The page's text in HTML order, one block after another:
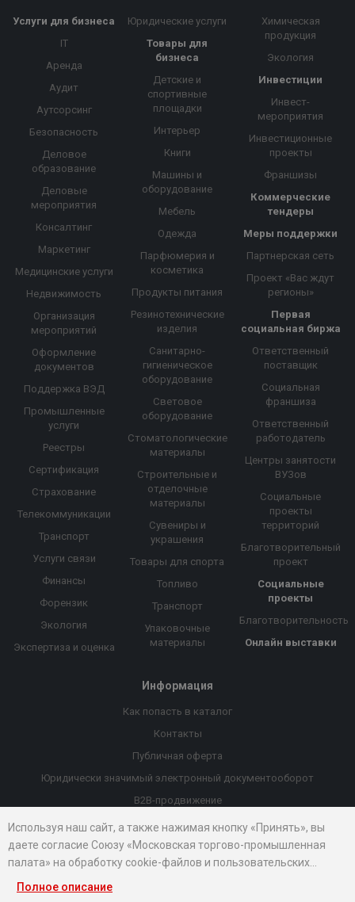
Услуги для бизнеса
IT
Аренда
Аудит
Аутсорсинг
Безопасность
Деловое
образование
Деловые
мероприятия
Консалтинг
Маркетинг
Медицинские услуги
Недвижимость
Организация
мероприятий
Оформление
документов
Поддержка ВЭД
Промышленные
услуги
Реестры
Сертификация
Страхование
Телекоммуникации
Транспорт
Услуги связи
Финансы
Форензик
Экология
Экспертиза и оценка
Юридические услуги
Товары для
бизнеса
Детские и
спортивные
площадки
Интерьер
Книги
Машины и
оборудование
Мебель
Одежда
Парфюмерия и
косметика
Продукты питания
Резинотехнические
изделия
Санитарно-
гигиеническое
оборудование
Световое
оборудование
Стоматологические
материалы
Строительные и
отделочные
материалы
Сувениры и
украшения
Товары для спорта
Топливо
Транспорт
Упаковочные
материалы
Химическая
продукция
Экология
Инвестиции
Инвест-
мероприятия
Инвестиционные
проекты
Франшизы
Коммерческие
тендеры
Меры поддержки
Партнерская сеть
Проект «Вас ждут
регионы»
Первая
социальная биржа
Ответственный
поставщик
Социальная
франшиза
Ответственный
работодатель
Центры занятости
ВУЗов
Социальные
проекты
территорий
Благотворительный
проект
Социальные
проекты
Благотворительность
Онлайн выставки
Информация
Как попасть в каталог
Контакты
Публичная оферта
Юридически значимый электронный документооборот
B2B-продвижение
Порекомендовать компанию
Онлайн выставки
Рейтинг компаний
Используя наш сайт, а также нажимая кнопку «Принять», вы
даете согласие Союзу «Московская торгово-промышленная
палата» на обработку cookie-файлов и пользовательских
данных...
Полное описание